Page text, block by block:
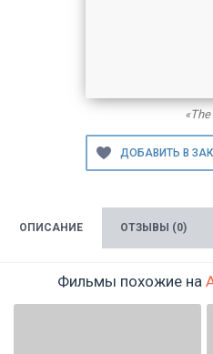
ОПИСАНИЕ ОТЗЫВЫ (0)
Фильмы похожие на